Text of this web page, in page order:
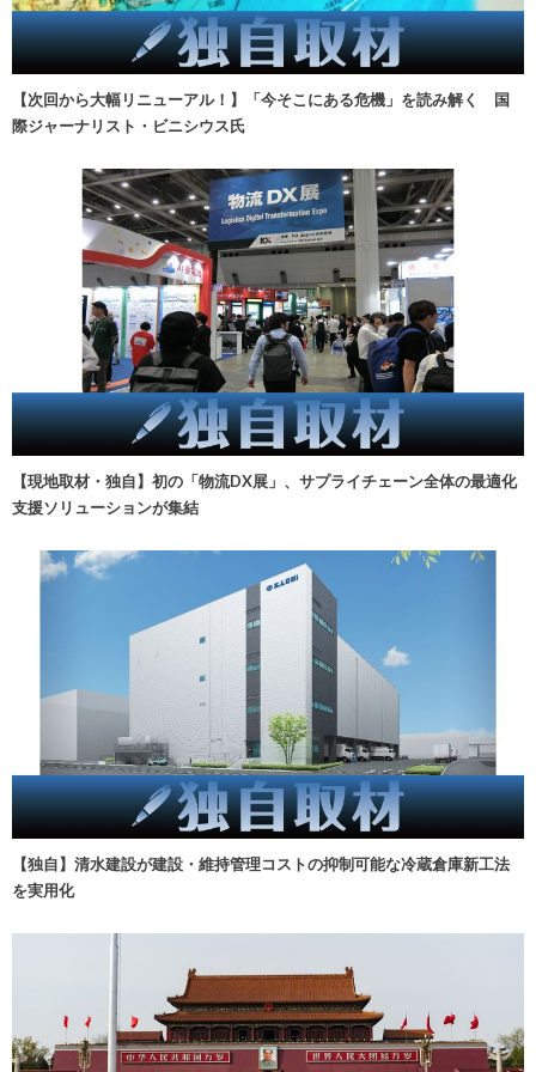
【次回から大幅リニューアル！】「今そこにある危機」を読み解く 国
際ジャーナリスト・ビニシウス氏
【現地取材・独自】初の「物流DX展」、サプライチェーン全体の最適化
支援ソリューションが集結
【独自】清水建設が建設・維持管理コストの抑制可能な冷蔵倉庫新工法
を実用化